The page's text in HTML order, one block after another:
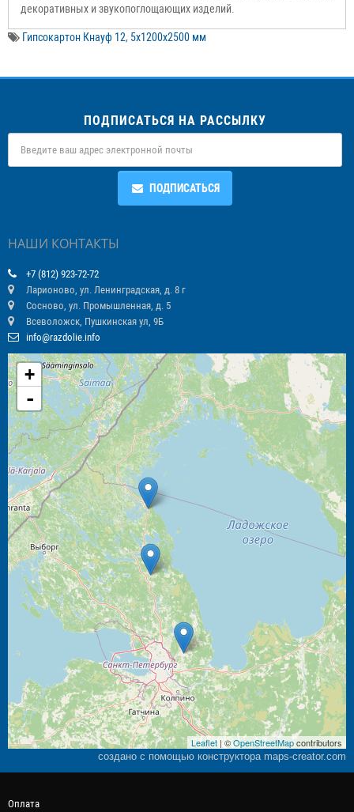
декоративных и звукопоглощающих изделий.
Гипсокартон Кнауф 12, 5х1200х2500 мм
ПОДПИСАТЬСЯ НА РАССЫЛКУ
ПОДПИСАТЬСЯ
НАШИ КОНТАКТЫ
+7 (812) 923-72-72
Ларионово, ул. Ленинградская, д. 8 г
Сосново, ул. Промышленная, д. 5
Всеволожск, Пушкинская ул, 9Б
info@razdolie.info
+
-
Leaflet| ©OpenStreetMapcontributors
создано с помощью конструктора maps-creator.com
Оплата